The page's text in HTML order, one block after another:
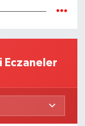
Eczaneler